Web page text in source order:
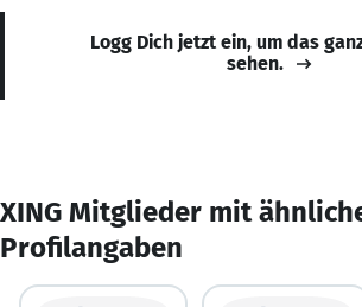
Logg Dich jetzt ein, um das
sehen.
XING Mitglieder mit
Profilangaben